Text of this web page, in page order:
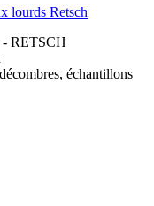
lourds Retsch
- RETSCH
échantillons